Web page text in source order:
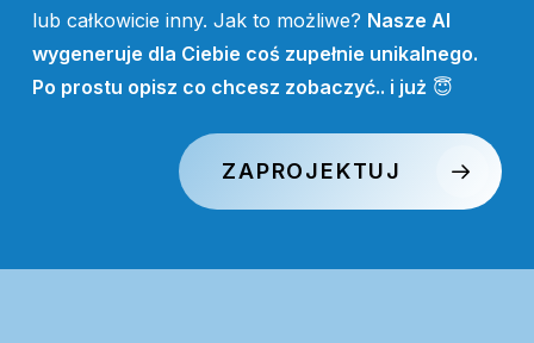
lub całkowicie inny. Jak to możliwe? Nasze AI
wygeneruje dla Ciebie coś zupełnie unikalnego.
Po prostu opisz co chcesz zobaczyć.. i już 😇
ZAPROJEKTUJ